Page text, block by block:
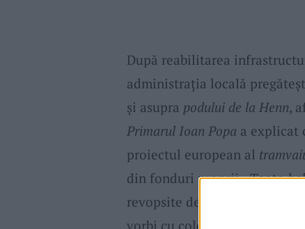
După reabilitarea
administrația locală
și asupra podului de la Henn,
Primarul Ioan Popa a explicat
proiectul european al
din fonduri proprii. „Toate
revopsite de zeci de ori vor
vorbi cu colegii mei de la